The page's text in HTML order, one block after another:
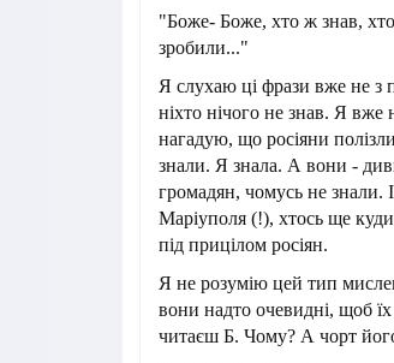
"Боже- Боже, хто ж знав,
зробили..."
Я слухаю ці фрази вже не з
ніхто нічого не знав. Я вже
нагадую, що росіяни
знали. Я знала. А вони -
громадян, чомусь не знали.
Маріуполя (!), хтось ще
під прицілом росіян.
Я не розумію цей тип
вони надто очевидні, щоб
читаєш Б. Чому? А чорт